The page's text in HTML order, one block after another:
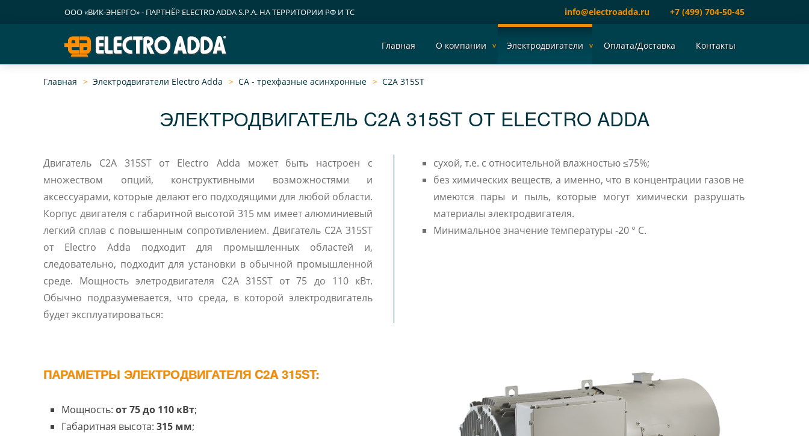
ООО «ВИК-ЭНЕРГО» - ПАРТНЁР ELECTRO ADDA S.P.A. НА ТЕРРИТОРИИ РФ И ТС info@electroadda.ru +7 (499) 704-50-45
Главная О компании Электродвигатели Оплата/Доставка Контакты
Главная Электродвигатели Electro Adda CA - трехфазные асинхронные C2A 315ST
ЭЛЕКТРОДВИГАТЕЛЬ C2A 315ST ОТ ELECTRO ADDA
Двигатель C2A 315ST от Electro Adda может быть настроен с
множеством опций, конструктивными возможностями и
аксессуарами, которые делают его подходящими для любой области.
Корпус двигателя c габаритной высотой 315 мм имеет алюминиевый
легкий сплав с повышенным сопротивлением. Двигатель C2A 315ST
от Electro Adda подходит для промышленных областей и,
следовательно, подходит для установки в обычной промышленной
среде. Мощность элетродвигателя C2A 315ST от 75 до 110 кВт.
Обычно подразумевается, что среда, в которой электродвигатель
будет эксплуатироваться:
сухой, т.е. с относительной влажностью ≤75%;
без химических веществ, а именно, что в концентрации газов не
имеются пары и пыль, которые могут химически разрушать
материалы электродвигателя.
Минимальное значение температуры -20 ° C.
ПАРАМЕТРЫ ЭЛЕКТРОДВИГАТЕЛЯ C2A 315ST:
Мощность: от 75 до 110 кВт;
Габаритная высота: 315 мм;